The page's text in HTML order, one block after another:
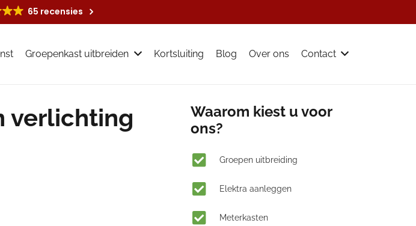
65 recensies
Groepenkast uitbreiden Kortsluiting Blog Over ons Contact
verlichting
Waarom kiest u voor
ons?
Groepen uitbreiding
Elektra aanleggen
Meterkasten